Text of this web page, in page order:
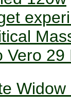
Vero 29